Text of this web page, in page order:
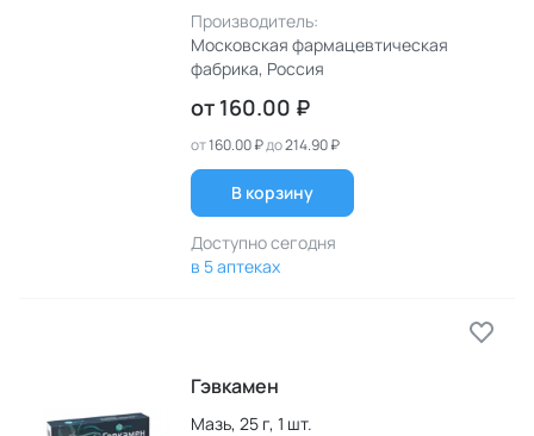
Производитель:
Московская фармацевтическая
фабрика, Россия
от 160.00 ₽
от160.00 ₽до214.90 ₽
В корзину
Доступно сегодня
в 5 аптеках
Гэвкамен
Мазь, 25 г, 1 шт.